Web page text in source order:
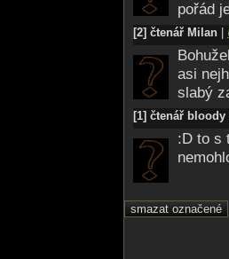
pořád
[2] čtenář Milan
asi
slabý
[1] čtenář bloody
:D to s